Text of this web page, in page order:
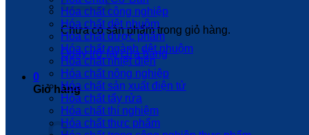
Chưa có sản phẩm trong giỏ hàng.
Quay trở lại cửa hàng
0
Giỏ hàng
Hóa chất công nghiệp
Hóa chất dệt nhuộm
Hóa chất dược phẩm
Hóa chất ngành dệt nhuộm
Hóa chất nhiệt điện
Hóa chất nông nghiệp
Hóa chất sản xuất điện tử
Hóa chất tẩy rửa
Hóa chất thí nghiệm
Hóa chất thực phẩm